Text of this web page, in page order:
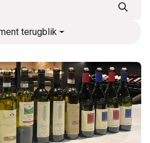
terugblik